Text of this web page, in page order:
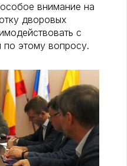
внимание на
дворовых
с
этому вопросу.